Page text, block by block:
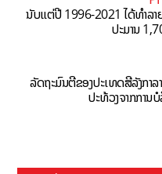
ນັບແຕ່ປີ 1996-2021 ໄດ້ທຳລ
ປະມານ
ລັດຖະມົນຕີຂອງປະເທດສີລັງກາ
ປະທ້ວງຈາກກາ